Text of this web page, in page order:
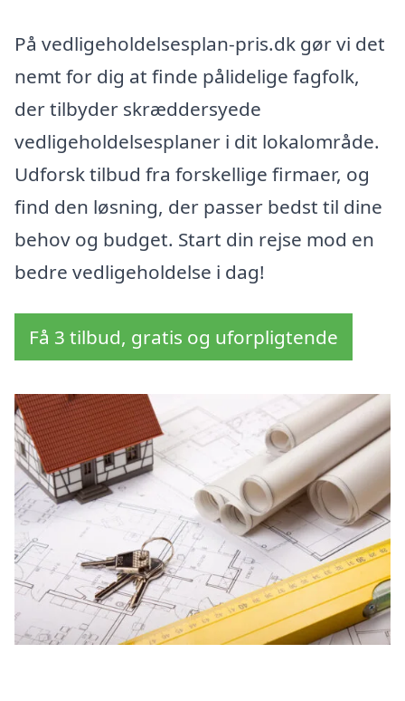
På vedligeholdelsesplan-pris.dk gør vi det
nemt for dig at finde pålidelige fagfolk,
der tilbyder skræddersyede
vedligeholdelsesplaner i dit lokalområde.
Udforsk tilbud fra forskellige firmaer, og
find den løsning, der passer bedst til dine
behov og budget. Start din rejse mod en
bedre vedligeholdelse i dag!
Få 3 tilbud, gratis og uforpligtende